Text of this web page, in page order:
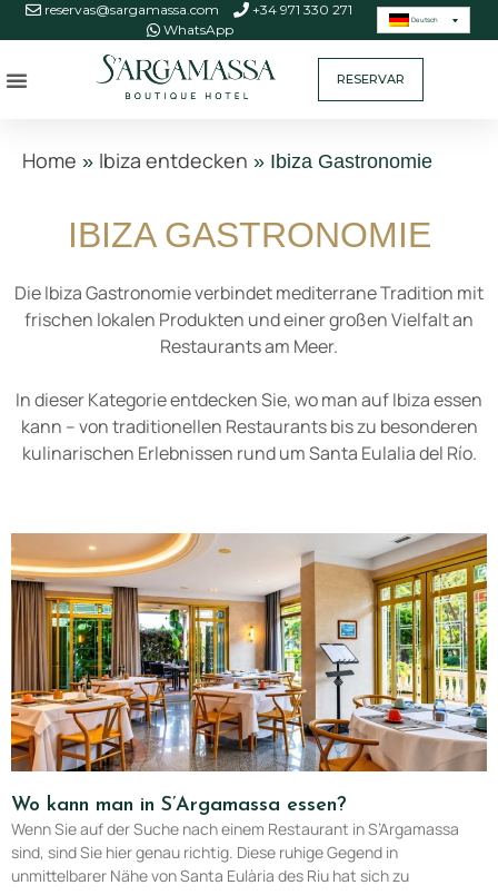
Deutsch
reservas@sargamassa.com
+34 971 330 271
WhatsApp
RESERVAR
Home » Ibiza entdecken » Ibiza Gastronomie
IBIZA GASTRONOMIE
Die Ibiza Gastronomie verbindet mediterrane Tradition mit
frischen lokalen Produkten und einer großen Vielfalt an
Restaurants am Meer.
In dieser Kategorie entdecken Sie, wo man auf Ibiza essen
kann – von traditionellen Restaurants bis zu besonderen
kulinarischen Erlebnissen rund um Santa Eulalia del Río.
Wo kann man in S’Argamassa essen?
Wenn Sie auf der Suche nach einem Restaurant in S’Argamassa
sind, sind Sie hier genau richtig. Diese ruhige Gegend in
unmittelbarer Nähe von Santa Eulària des Riu hat sich zu